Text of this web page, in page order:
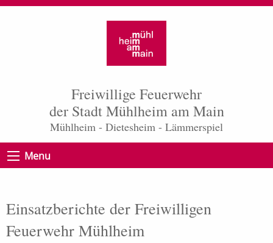
Freiwillige Feuerwehr
der Stadt Mühlheim am Main
Mühlheim - Dietesheim - Lämmerspiel
Menu
Einsatzberichte der Freiwilligen
Feuerwehr Mühlheim